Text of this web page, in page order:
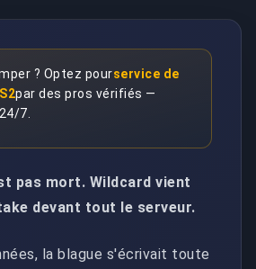
? Optez pourservice de
par des pros vérifiés —
7.
pas mort. Wildcard vient
devant tout le serveur.
la blague s'écrivait toute